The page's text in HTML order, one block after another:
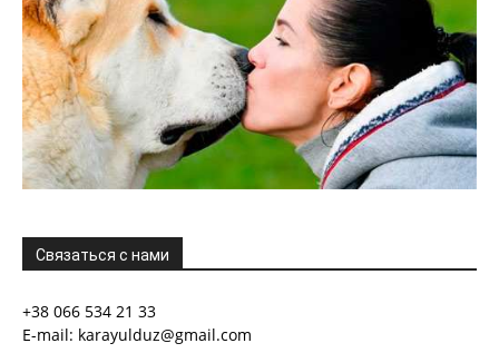
Связаться с нами
+38 066 534 21 33
E-mail: karayulduz@gmail.com